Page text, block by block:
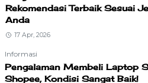
Rekomendasi Terbaik Sesuai
Anda
17 Apr, 2026
Informasi
Pengalaman Membeli Laptop
Shopee, Kondisi Sangat Baik!